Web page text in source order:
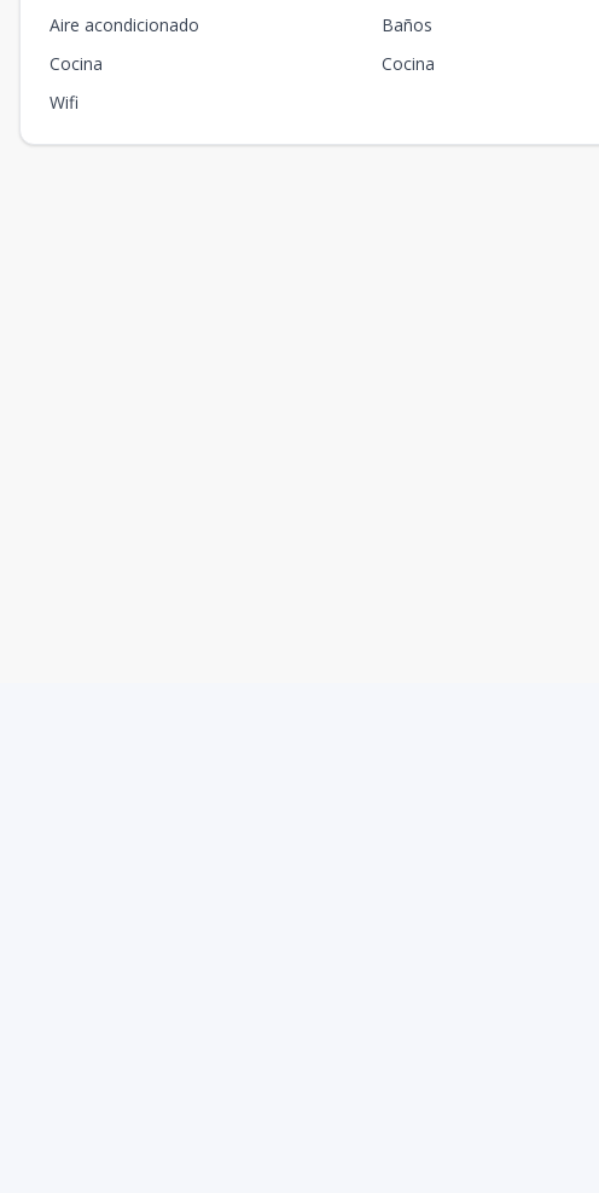
Aire acondicionado Baños
Cocina
Cocina
Wifi